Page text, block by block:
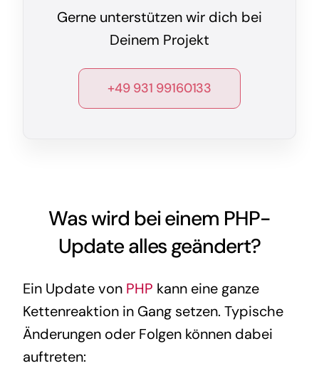
Gerne unterstützen wir dich bei
Deinem Projekt
+49 931 99160133
Was wird bei einem PHP-
Update alles geändert?
Ein Update von PHP kann eine ganze
Kettenreaktion in Gang setzen. Typische
Änderungen oder Folgen können dabei
auftreten: